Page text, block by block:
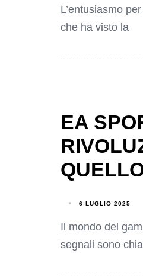
L’entusiasmo
che ha visto la
EA
6 LUGLIO 2025
Il mondo del
segnali sono